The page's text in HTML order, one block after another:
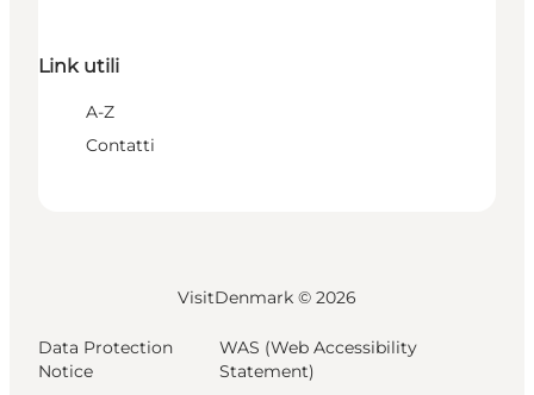
Link utili
A-Z
Contatti
VisitDenmark © 2026
Data Protection
Notice
WAS (Web Accessibility
Statement)